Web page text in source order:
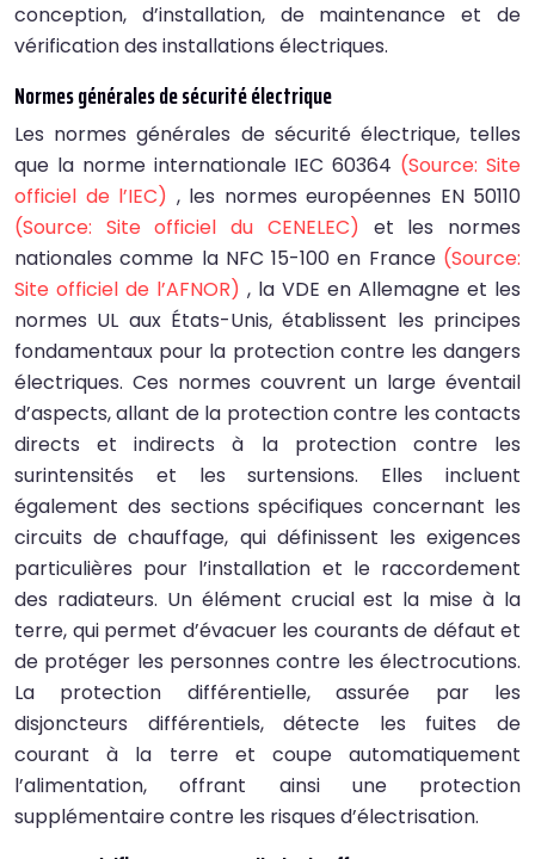
conception, d’installation, de maintenance et de
vérification des installations électriques.
Normes générales de sécurité électrique
Les normes générales de sécurité électrique, telles
que la norme internationale IEC 60364 (Source: Site
officiel de l’IEC) , les normes européennes EN 50110
(Source: Site officiel du CENELEC) et les normes
nationales comme la NFC 15-100 en France (Source:
Site officiel de l’AFNOR) , la VDE en Allemagne et les
normes UL aux États-Unis, établissent les principes
fondamentaux pour la protection contre les dangers
électriques. Ces normes couvrent un large éventail
d’aspects, allant de la protection contre les contacts
directs et indirects à la protection contre les
surintensités et les surtensions. Elles incluent
également des sections spécifiques concernant les
circuits de chauffage, qui définissent les exigences
particulières pour l’installation et le raccordement
des radiateurs. Un élément crucial est la mise à la
terre, qui permet d’évacuer les courants de défaut et
de protéger les personnes contre les électrocutions.
La protection différentielle, assurée par les
disjoncteurs différentiels, détecte les fuites de
courant à la terre et coupe automatiquement
l’alimentation, offrant ainsi une protection
supplémentaire contre les risques d’électrisation.